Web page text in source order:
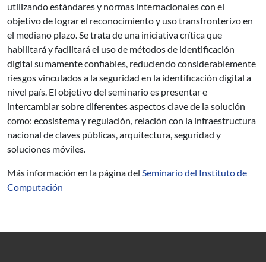
utilizando estándares y normas internacionales con el
objetivo de lograr el reconocimiento y uso transfronterizo en
el mediano plazo. Se trata de una iniciativa crítica que
habilitará y facilitará el uso de métodos de identificación
digital sumamente confiables, reduciendo considerablemente
riesgos vinculados a la seguridad en la identificación digital a
nivel país. El objetivo del seminario es presentar e
intercambiar sobre diferentes aspectos clave de la solución
como: ecosistema y regulación, relación con la infraestructura
nacional de claves públicas, arquitectura, seguridad y
soluciones móviles.
Más información en la página del Seminario del Instituto de
Computación